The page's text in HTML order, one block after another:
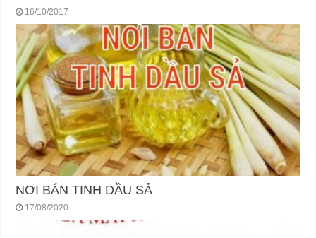
16/10/2017
NƠI BÁN TINH DẦU SẢ
17/08/2020